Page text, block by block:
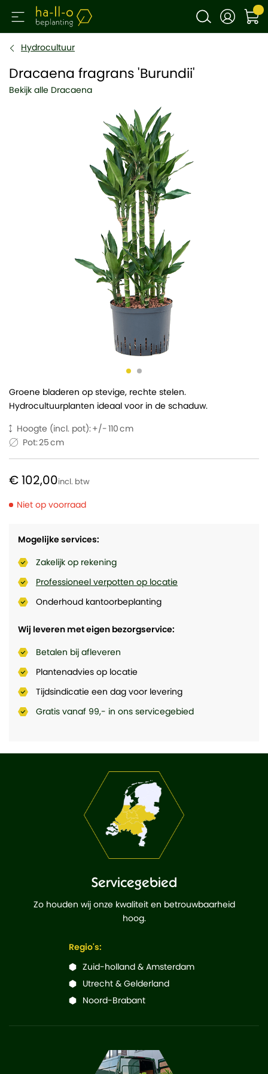
Hydrocultuur
Dracaena fragrans 'Burundii'
Bekijk alle Dracaena
Hoogte (incl. pot):
110
Pot:25
Mogelijke services:
Zakelijk op rekening
Professioneel verpotten op locatie
Onderhoud kantoorbeplanting
Wij leveren met eigen bezorgservice:
Betalen bij afleveren
Plantenadvies op locatie
Tijdsindicatie een dag voor levering
Gratis vanaf 99,- in ons servicegebied
Groene bladeren op stevige, rechte stelen.
Hydrocultuurplanten ideaal voor in de schaduw.
€ 102,00
Niet op voorraad
Servicegebied
Zo houden wij onze kwaliteit en betrouwbaarheid
hoog.
Regio's:
Zuid-holland & Amsterdam
Utrecht & Gelderland
Noord-Brabant